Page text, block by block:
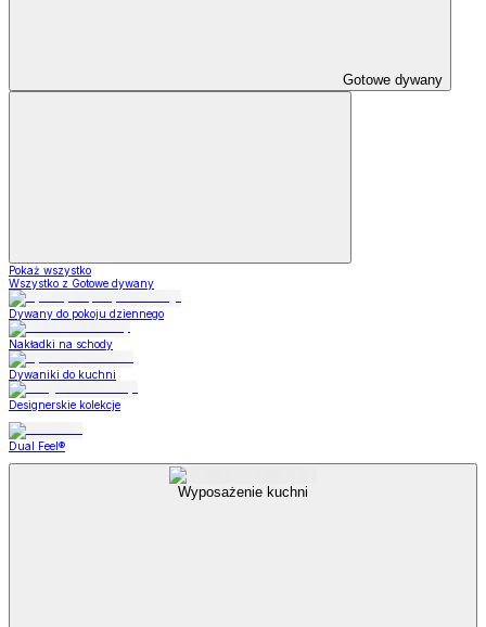
Gotowe dywany
Pokaż wszystko
Wszystko z Gotowe dywany
Dywany do pokoju dziennego
Nakładki na schody
Dywaniki do kuchni
Designerskie kolekcje
Dual Feel®
Wyposażenie kuchni